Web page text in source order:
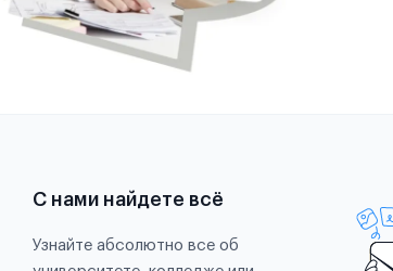
С нами найдете всё
Узнайте абсолютно все об